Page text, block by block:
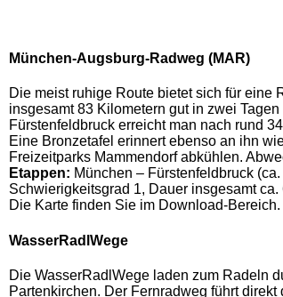
München-Augsburg-Radweg (MAR)
Die meist ruhige Route bietet sich für eine
insgesamt 83 Kilometern gut in zwei
Fürstenfeldbruck erreicht man nach rund
Eine Bronzetafel erinnert ebenso an ihn
Freizeitparks Mammendorf abkühlen.
Etappen: München – Fürstenfeldbruck
Schwierigkeitsgrad 1, Dauer insgesamt ca.
Die Karte finden Sie im Download-Bereich.
WasserRadlWege
Die WasserRadlWege laden zum Radeln
Partenkirchen. Der Fernradweg führt